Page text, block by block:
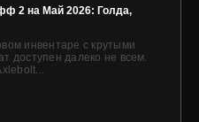
2 на Май 2026: Голда,
инвентаре с крутыми
доступен далеко не всем.